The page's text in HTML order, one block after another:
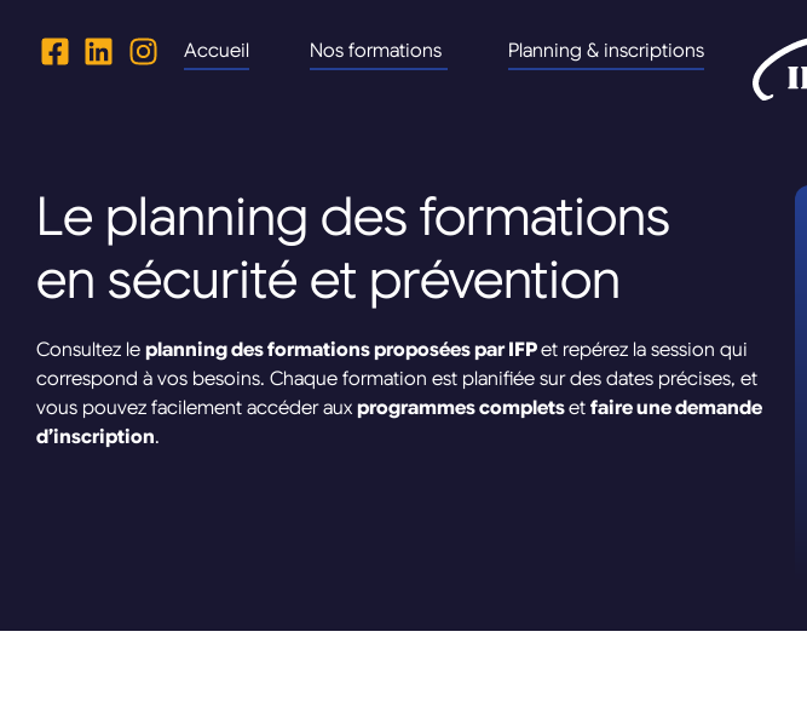
Accueil Nos formations Planning & inscriptions
Le planning des formations
en sécurité et prévention
Consultez le planning des formations proposées par IFPet repérez la session qui
correspond à vos besoins. Chaque formation est planifiée sur des dates précises, et
vous pouvez facilement accéder aux programmes completset faire une demande
d’inscription.